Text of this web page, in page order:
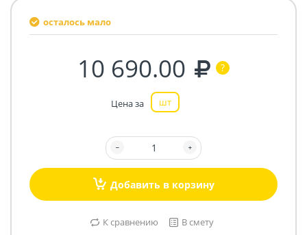
осталось мало
10 690.00
Цена за шт
Добавить в корзину
К сравнению В смету